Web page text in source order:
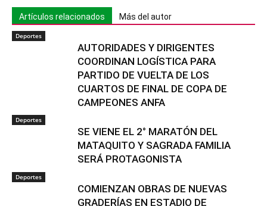
Artículos relacionados Más del autor
Deportes
AUTORIDADES Y DIRIGENTES
COORDINAN LOGÍSTICA PARA
PARTIDO DE VUELTA DE LOS
CUARTOS DE FINAL DE COPA DE
CAMPEONES ANFA
Deportes
SE VIENE EL 2° MARATÓN DEL
MATAQUITO Y SAGRADA FAMILIA
SERÁ PROTAGONISTA
Deportes
COMIENZAN OBRAS DE NUEVAS
GRADERÍAS EN ESTADIO DE